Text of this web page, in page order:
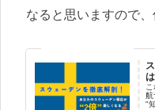
なると思いますので
航
"